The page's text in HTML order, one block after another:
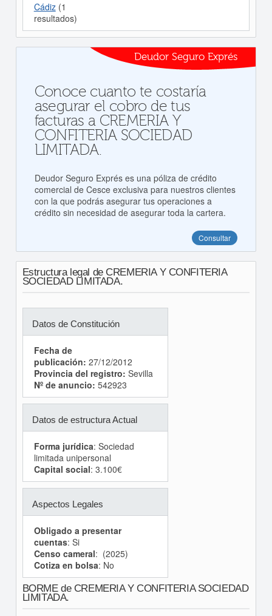
Cádiz(1
resultados)
Deudor Seguro Exprés
Conoce cuanto te costaría
asegurar el cobro de tus
facturas a CREMERIA Y
CONFITERIA SOCIEDAD
LIMITADA.
Deudor Seguro Exprés es una póliza de crédito
comercial de Cesce exclusiva para nuestros clientes
con la que podrás asegurar tus operaciones a
crédito sin necesidad de asegurar toda la cartera.
Consultar
Estructura legal de CREMERIA Y CONFITERIA
SOCIEDAD LIMITADA.
Datos de Constitución
Fecha de
publicación: 27/12/2012
Provincia del registro: Sevilla
Nº de anuncio: 542923
Datos de estructura Actual
Forma jurídica: Sociedad
limitada unipersonal
Capital social: 3.100€
Aspectos Legales
Obligado a presentar
cuentas: Si
Censo cameral: (2025)
Cotiza en bolsa: No
BORME de CREMERIA Y CONFITERIA SOCIEDAD
LIMITADA.